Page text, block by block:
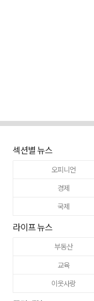
섹션별 뉴스
오피니언
경제
국제
라이프 뉴스
부동산
교육
이웃사랑